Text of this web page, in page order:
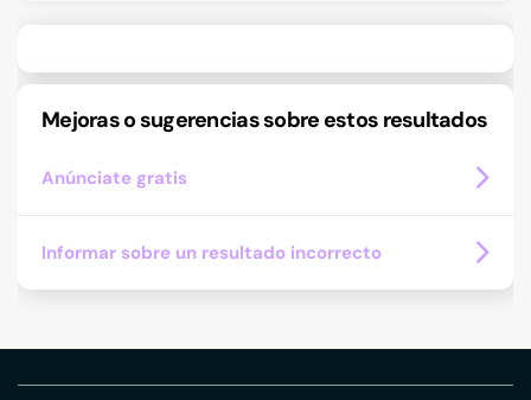
Mejoras o sugerencias sobre estos resultados
Anúnciate gratis
Informar sobre un resultado incorrecto